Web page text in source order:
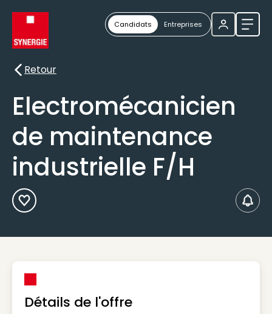
Candidats Entreprises
Retour
Retour
Electromécanicien
de maintenance
industrielle F/H
Ajouter aux Favoris
Détails de l'offre